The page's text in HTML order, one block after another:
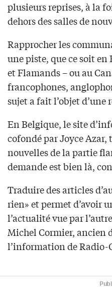
plusieurs reprises, à la
dehors des salles de
Rapprocher les
une piste, que ce soit
et Flamands – ou au
francophones,
sujet a fait l’objet d’une
En Belgique, le site
cofondé par Joyce
nouvelles de la partie
demande est bien là,
Traduire des articles
rien» et permet d’avoir
l’actualité vue par
Michel Cormier, ancien
l’information de Radio-